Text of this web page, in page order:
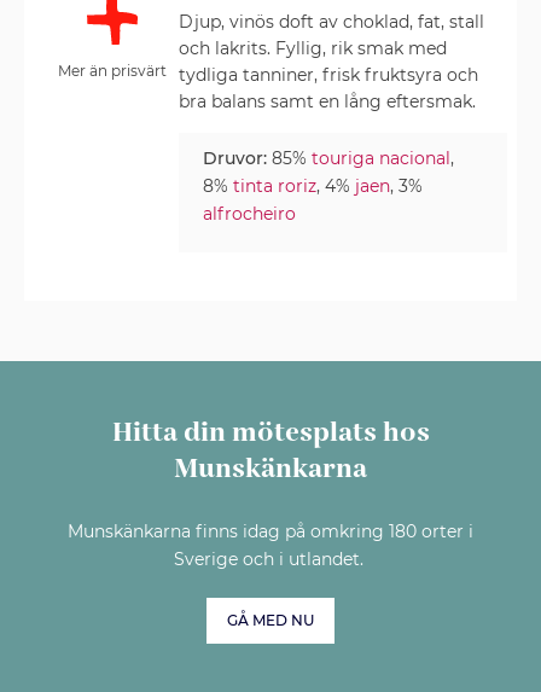
Mer än prisvärt
Djup, vinös doft av choklad, fat, stall
och lakrits. Fyllig, rik smak med
tydliga tanniner, frisk fruktsyra och
bra balans samt en lång eftersmak.
Druvor: 85%touriga nacional,
8%tinta roriz, 4% jaen, 3%
alfrocheiro
Hitta din mötesplats hos
Munskänkarna
Munskänkarna finns idag på omkring 180 orter i
Sverige och i utlandet.
GÅ MED NU